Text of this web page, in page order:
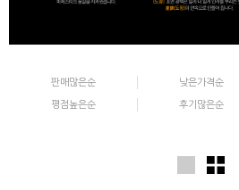
판매많은순 낮은가격순
평점높은순 후기많은순